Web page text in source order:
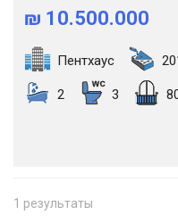
₪ 10.500.000
Пентхаус
2 3
1 результаты